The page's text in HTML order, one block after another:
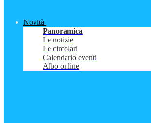
Novità
Panoramica
Le notizie
Le circolari
Calendario eventi
Albo online